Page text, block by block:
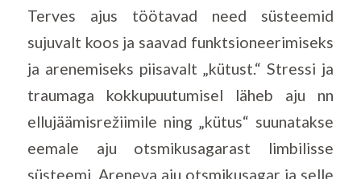
Terves ajus töötavad need süsteemid
sujuvalt koos ja saavad funktsioneerimiseks
ja arenemiseks piisavalt „kütust.“ Stressi ja
traumaga kokkupuutumisel läheb aju nn
ellujäämisrežiimile ning „kütus“ suunatakse
eemale aju otsmikusagarast limbilisse
süsteemi. Areneva aju otsmikusagar ja selle